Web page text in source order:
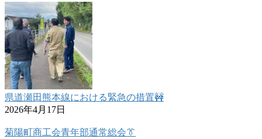
県道瀬田熊本線における緊急の措置🚧
2026年4月17日
菊陽町商工会青年部通常総会👔